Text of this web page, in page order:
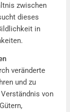
zwischen
dieses
in
veränderte
und zu
von